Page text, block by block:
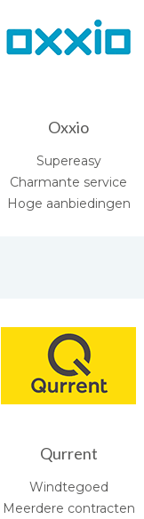
Oxxio
Supereasy
Charmante service
Hoge aanbiedingen
Qurrent
Windtegoed
Meerdere contracten